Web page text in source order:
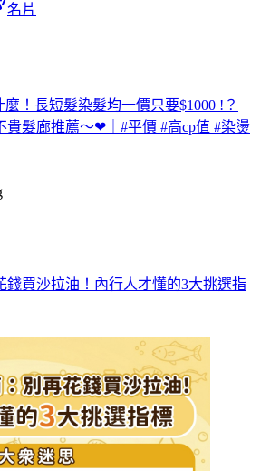
名片
麼！長短髮染髮均一價只要$1000 !？
貴髮廊推薦～❤｜#平價 #高cp值 #染燙
錢買沙拉油！內行人才懂的3大挑選指